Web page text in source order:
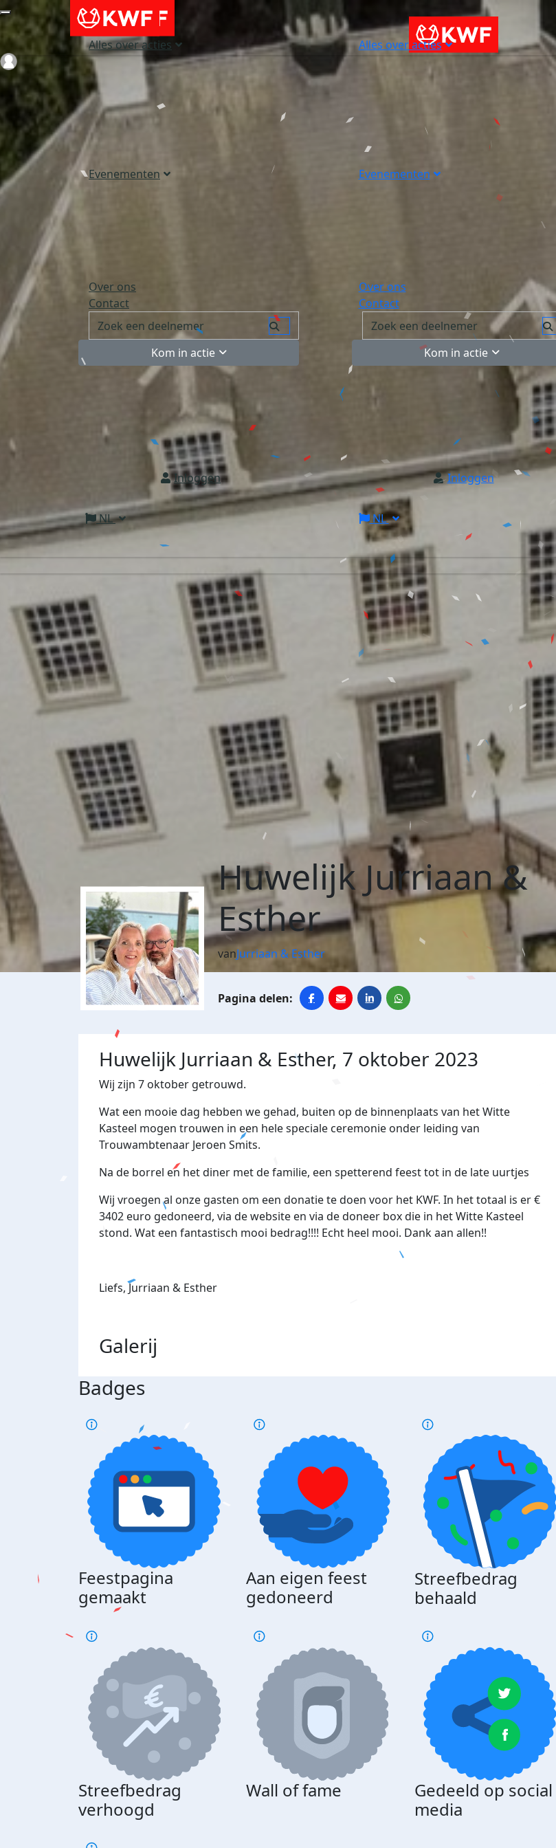
Alles over acties
Evenementen
Over ons
Contact
Kom in actie
Inloggen
NL
Alles over acties
Evenementen
Over ons
Contact
Kom in actie
Inloggen
NL
Login
Huwelijk Jurriaan &
Esther
vanJurriaan & Esther
Huwelijk Jurriaan & Esther, 7 oktober 2023
Wij zijn 7 oktober getrouwd.
Wat een mooie dag hebben we gehad, buiten op de binnenplaats van het Witte
Kasteel mogen trouwen in een hele speciale ceremonie onder leiding van
Trouwambtenaar Jeroen Smits.
Na de borrel en het diner met de familie, een spetterend feest tot in de late uurtjes
Wij vroegen al onze gasten om een donatie te doen voor het KWF. In het totaal is er €
3402 euro gedoneerd, via de website en via de doneer box die in het Witte Kasteel
stond. Wat een fantastisch mooi bedrag!!!! Echt heel mooi. Dank aan allen!!
Liefs, Jurriaan & Esther
Galerij
Badges
Feestpagina
gemaakt
Aan eigen feest
gedoneerd
Streefbedrag
behaald
Streefbedrag
verhoogd
Wall of fame
Gedeeld op social
media